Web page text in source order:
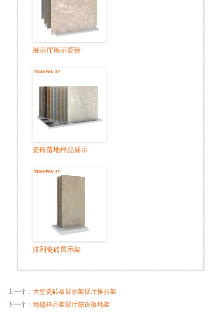
展示厅展示瓷砖
瓷砖落地样品展示
排列瓷砖展示架
上一个： 大型瓷砖板展示架展厅推拉架
下一个： 地毯样品架展厅陈设落地架